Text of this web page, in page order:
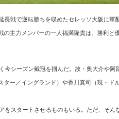
戦で逆転勝ちを収めたセレッソ大阪に軍
の主力メンバーの一人福満隆貴は、勝利と
今シーズン戴冠を掴んだ。故・奥大介や阿
ター／イングランド）や香川真司（現・ド
スタートさせるものもいる。ただ、そん